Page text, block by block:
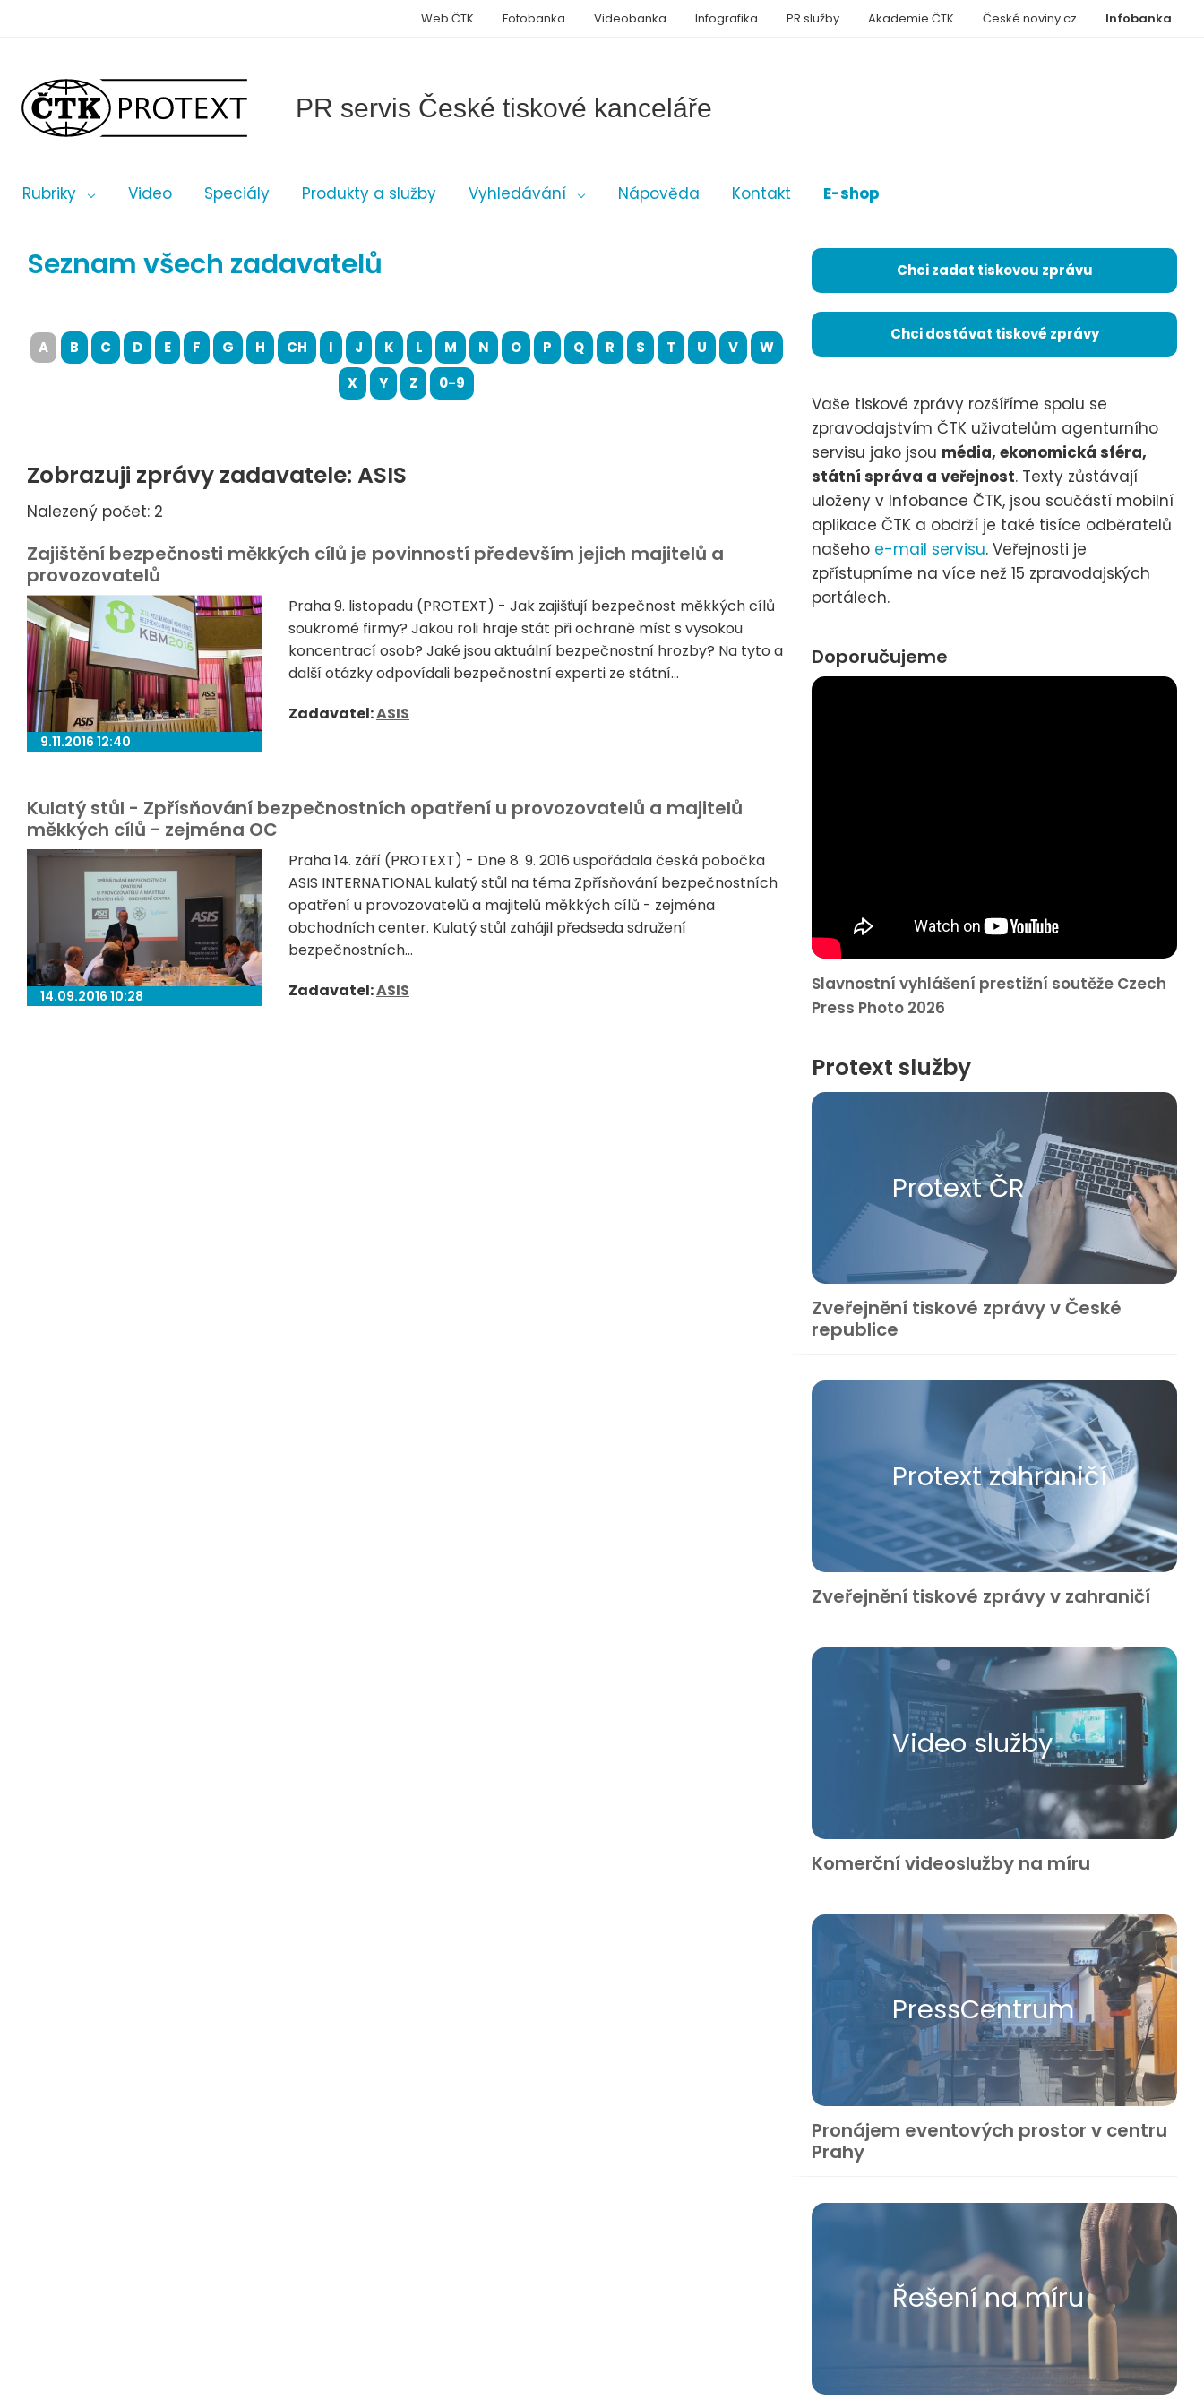
PR servis České tiskové kanceláře
Rubriky Video Speciály Produkty a služby Vyhledávání Nápověda Kontakt E-shop
Infobanka
Web ČTK Fotobanka Videobanka Infografika PR služby Akademie ČTK České noviny.cz
Seznam všech zadavatelů
A B C D E F G H CH I J K L M N O P Q R S T U V
W
X
Y Z 0-9
Zobrazuji zprávy zadavatele: ASIS
Nalezený počet: 2
Zajištění bezpečnosti měkkých cílů je povinností především jejich majitelů a
provozovatelů
9.11.2016 12:40
Praha 9. listopadu (PROTEXT) - Jak zajišťují bezpečnost měkkých cílů
soukromé firmy? Jakou roli hraje stát při ochraně míst s vysokou
koncentrací osob? Jaké jsou aktuální bezpečnostní hrozby? Na tyto a
další otázky odpovídali bezpečnostní experti ze státní...
Zadavatel:ASIS
Kulatý stůl - Zpřísňování bezpečnostních opatření u provozovatelů a majitelů
měkkých cílů - zejména OC
14.09.2016 10:28
Praha 14. září (PROTEXT) - Dne 8. 9. 2016 uspořádala česká pobočka
ASIS INTERNATIONAL kulatý stůl na téma Zpřísňování bezpečnostních
opatření u provozovatelů a majitelů měkkých cílů - zejména
obchodních center. Kulatý stůl zahájil předseda sdružení
bezpečnostních...
Zadavatel:ASIS
Chci zadat tiskovou zprávu
Chci dostávat tiskové zprávy
Vaše tiskové zprávy rozšíříme spolu se
zpravodajstvím ČTK uživatelům agenturního
servisu jako jsou média, ekonomická sféra,
státní správa a veřejnost. Texty zůstávají
uloženy v Infobance ČTK, jsou součástí mobilní
aplikace ČTK a obdrží je také tisíce odběratelů
našeho e-mail servisu. Veřejnosti je
zpřístupníme na více než 15 zpravodajských
portálech.
Doporučujeme
Slavnostní vyhlášení prestižní soutěže Czech
Press Photo 2026
Protext služby
Protext ČR
Zveřejnění tiskové zprávy v České
republice
Protext zahraničí
Zveřejnění tiskové zprávy v zahraničí
Video služby
Komerční videoslužby na míru
Press​Centrum
Pronájem eventových prostor v centru
Prahy
Řešení na míru